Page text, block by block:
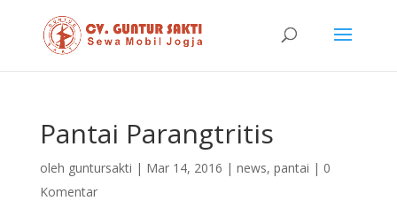
Pantai Parangtritis
oleh guntursakti | Mar 14, 2016 | news, pantai | 0
Komentar